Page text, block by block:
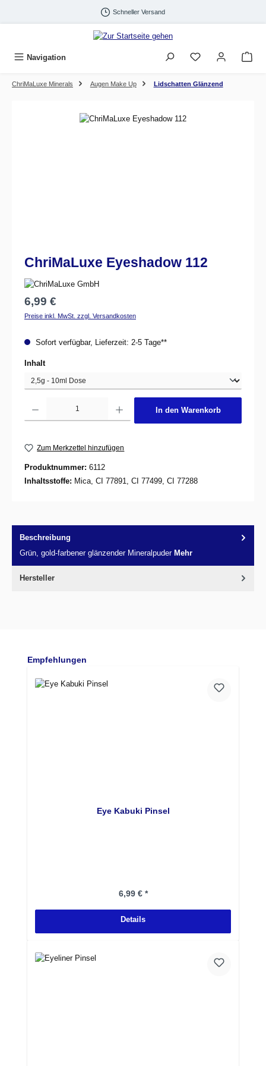
Schneller Versand
Navigation
ChriMaLuxe Minerals Augen Make Up Lidschatten Glänzend
Bildergalerie überspringen
ChriMaLuxe Eyeshadow 112
Regulärer Preis:
6,99 €
Preise inkl. MwSt. zzgl. Versandkosten
Sofort verfügbar, Lieferzeit: 2-5 Tage**
Inhaltauswählen
In den Warenkorb
Zum Merkzettel hinzufügen
Produktnummer: 6112
Inhaltsstoffe: Mica, CI 77891, CI 77499, CI 77288
Beschreibung
Grün, gold-farbener glänzender Mineralpuder Mehr
Hersteller
Produktgalerie überspringen
Empfehlungen
Eye Kabuki Pinsel
Regulärer Preis:
6,99 € *
Details